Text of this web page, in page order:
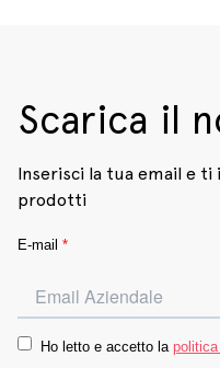
Scarica il
Inserisci la tua email e ti
prodotti
E-mail *
Ho letto e accetto la